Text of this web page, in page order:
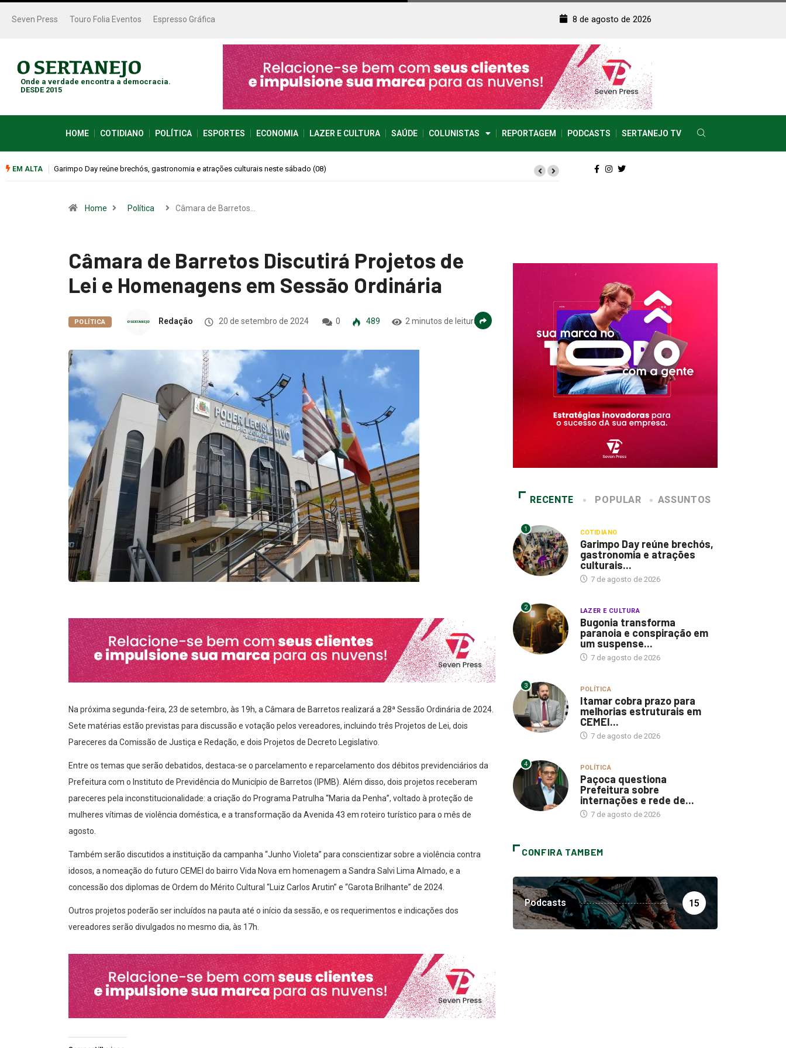
Seven Press Touro Folia Eventos Espresso Gráfica 8 de agosto de 2026
Onde a verdade encontra a democracia.
DESDE 2015
HOME COTIDIANO POLÍTICA ESPORTES ECONOMIA LAZER E CULTURA SAÚDE COLUNISTAS REPORTAGEM PODCASTS SERTANEJO TV
EM ALTA
neste sábado (08)Bugonia transforma paranoia e conspiração em um suspense imprevisível
Home Política Câmara de Barretos…
Câmara de Barretos Discutirá Projetos de
Lei e Homenagens em Sessão Ordinária
POLÍTICA Redação 20 de setembro de 2024 0 489 2 minutos de leitura
Na próxima segunda-feira, 23 de setembro, às 19h, a Câmara de Barretos realizará a 28ª Sessão Ordinária de 2024.
Sete matérias estão previstas para discussão e votação pelos vereadores, incluindo três Projetos de Lei, dois
Pareceres da Comissão de Justiça e Redação, e dois Projetos de Decreto Legislativo.
Entre os temas que serão debatidos, destaca-se o parcelamento e reparcelamento dos débitos previdenciários da
Prefeitura com o Instituto de Previdência do Município de Barretos (IPMB). Além disso, dois projetos receberam
pareceres pela inconstitucionalidade: a criação do Programa Patrulha “Maria da Penha”, voltado à proteção de
mulheres vítimas de violência doméstica, e a transformação da Avenida 43 em roteiro turístico para o mês de
agosto.
Também serão discutidos a instituição da campanha “Junho Violeta” para conscientizar sobre a violência contra
idosos, a nomeação do futuro CEMEI do bairro Vida Nova em homenagem a Sandra Salvi Lima Almado, e a
concessão dos diplomas de Ordem do Mérito Cultural “Luiz Carlos Arutin” e “Garota Brilhante” de 2024.
Outros projetos poderão ser incluídos na pauta até o início da sessão, e os requerimentos e indicações dos
vereadores serão divulgados no mesmo dia, às 17h.
RECENTE POPULAR ASSUNTOS
1 COTIDIANO
Garimpo Day reúne brechós,
gastronomia e atrações
culturais...
7 de agosto de 2026
2 LAZER E CULTURA
Bugonia transforma
paranoia e conspiração em
um suspense...
7 de agosto de 2026
3 POLÍTICA
Itamar cobra prazo para
melhorias estruturais em
CEMEI...
7 de agosto de 2026
4 POLÍTICA
Paçoca questiona
Prefeitura sobre
internações e rede de...
7 de agosto de 2026
CONFIRA TAMBEM
Podcasts 15